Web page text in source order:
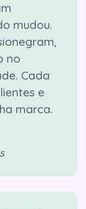
mudou.
no
Cada
e
marca.